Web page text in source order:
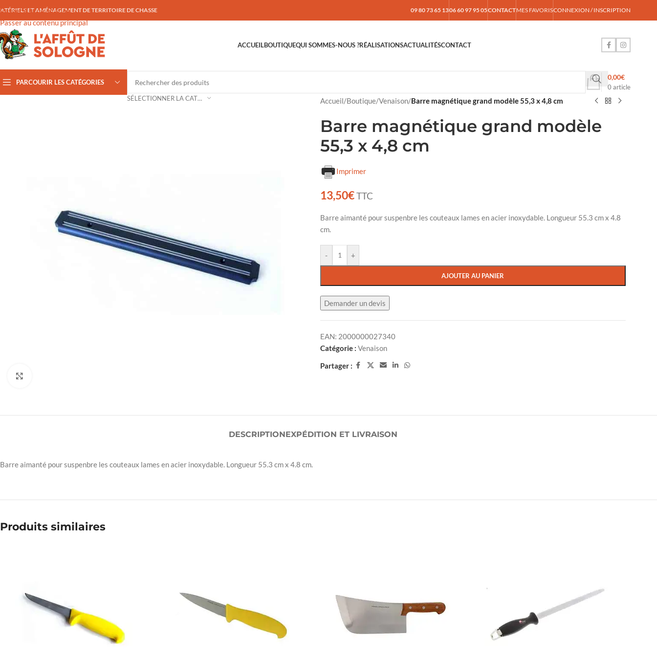
Passer à la navigation
Passer au contenu principal
ET AMÉNAGEMENT DE TERRITOIRE DE CHASSE 09 80 73 65 1306 60 97 95 05CONTACTMES FAVORISCONNEXION / INSCRIPTION
ACCUEILBOUTIQUEQUI SOMMES-NOUS ?RÉALISATIONSACTUALITÉSCONTACT
PARCOURIR LES CATÉGORIES
SÉLECTIONNER LA CATÉGORIE
0 article
0,00€
Accueil/Boutique/Venaison/Barre magnétique grand modèle 55,3 x 4,8 cm
Barre magnétique grand modèle
55,3 x 4,8 cm
Imprimer
13,50€TTC
Barre aimanté pour suspenbre les couteaux lames en acier inoxydable. Longueur 55.3 cm x 4.8
cm.
- +
AJOUTER AU PANIER
Demander un devis
EAN: 2000000027340
Catégorie : Venaison
Partager :
DESCRIPTIONEXPÉDITION ET LIVRAISON
Barre aimanté pour suspenbre les couteaux lames en acier inoxydable. Longueur 55.3 cm x 4.8 cm.
Produits similaires